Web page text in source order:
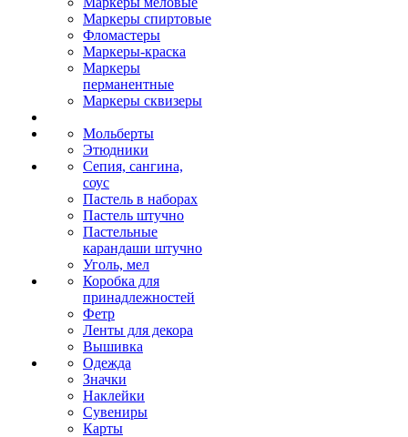
Маркеры спиртовые
Фломастеры
Маркеры-краска
Маркеры
перманентные
Маркеры сквизеры
Мольберты
Этюдники
Сепия, сангина,
соус
Пастель в наборах
Пастель штучно
Пастельные
карандаши штучно
Уголь, мел
Коробка для
принадлежностей
Фетр
Ленты для декора
Вышивка
Одежда
Значки
Наклейки
Сувениры
Карты